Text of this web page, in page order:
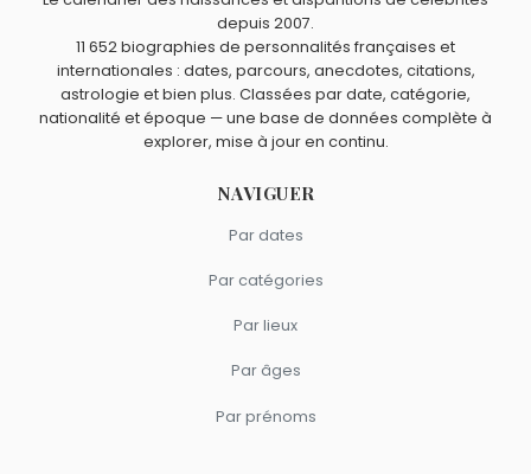
comme Émile Baudot.
Joseph-Michel Montgolfier,Léon Thérémine
MacmillanetNorman Joseph Woodlandsont du signe
Vierge.
depuis 2007.
11 652 biographies de personnalités françaises et
internationales : dates, parcours, anecdotes, citations,
astrologie et bien plus. Classées par date, catégorie,
nationalité et époque — une base de données complète à
explorer, mise à jour en continu.
NAVIGUER
Par dates
Par catégories
Par lieux
Par âges
Par prénoms